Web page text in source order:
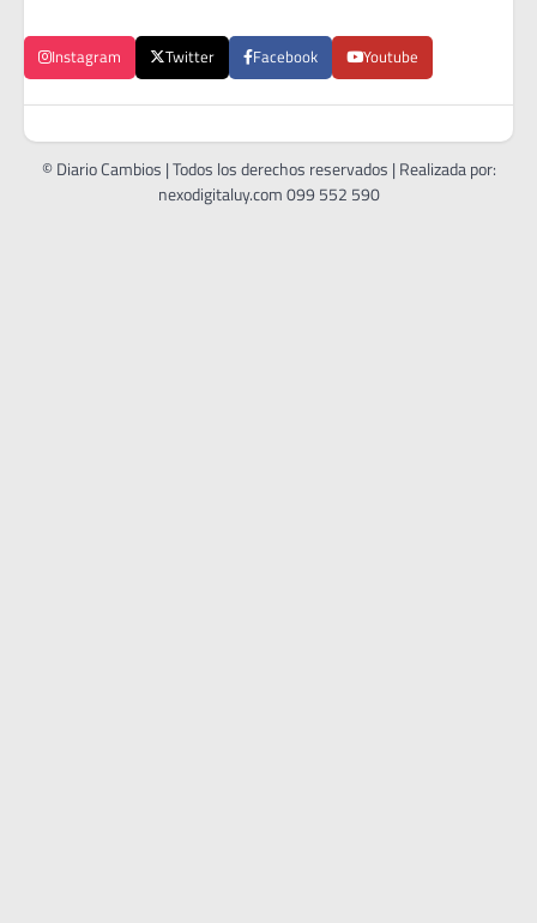
Instagram Twitter Facebook Youtube